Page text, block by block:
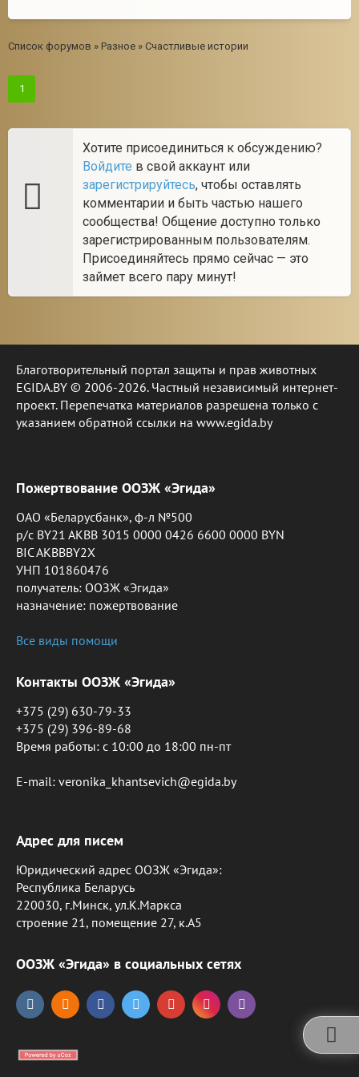
Список форумов » Разное » Счастливые истории
1
Хотите присоединиться к обсуждению?
Войдите в свой аккаунт или
зарегистрируйтесь, чтобы оставлять
комментарии и быть частью нашего
сообщества! Общение доступно только
зарегистрированным пользователям.
Присоединяйтесь прямо сейчас — это
займет всего пару минут!
Благотворительный портал защиты и прав животных
EGIDA.BY © 2006-2026. Частный независимый интернет-
проект. Перепечатка материалов разрешена только с
указанием обратной ссылки на www.egida.by
Пожертвование ООЗЖ «Эгида»
ОАО «Беларусбанк», ф-л №500
р/с BY21 AKBB 3015 0000 0426 6600 0000 BYN
BIC AKBBBY2X
УНП 101860476
получатель: ООЗЖ «Эгида»
назначение: пожертвование
Все виды помощи
Контакты ООЗЖ «Эгида»
+375 (29) 630-79-33
+375 (29) 396-89-68
Время работы: c 10:00 до 18:00 пн-пт
E-mail: veronika_khantsevich@egida.by
Адрес для писем
Юридический адрес ООЗЖ «Эгида»:
Республика Беларусь
220030, г.Минск, ул.К.Маркса
строение 21, помещение 27, к.А5
ООЗЖ «Эгида» в социальных сетях